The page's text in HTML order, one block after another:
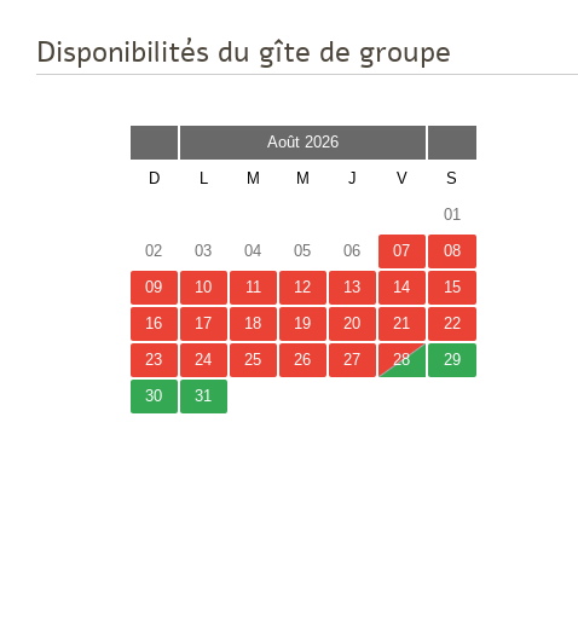
Disponibilités du gîte de groupe
Août 2026
D L M M J V S
01
02 03 04 05 06 07 08
09 10 11 12 13 14 15
16 17 18 19 20 21 22
23 24 25 26 27 28 29
30 31